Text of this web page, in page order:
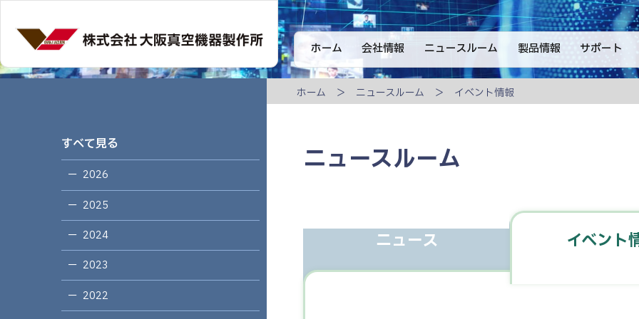
ホーム 会社情報 ニュースルーム 製品情報 サポート
ニュースルーム
ニュース イベント
ホーム ニュースルーム イベント情報
すべて見る
2026
2025
2024
2023
2022